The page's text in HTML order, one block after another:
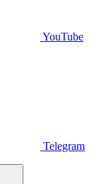
YouTube
Telegram